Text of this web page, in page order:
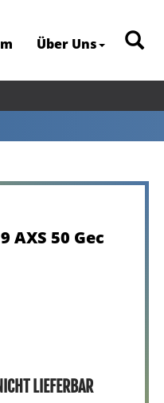
Über Uns
AXS 50 Gec
LIEFERBAR